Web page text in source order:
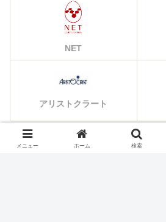
NET
アリストクラート
メニュー ホーム 検索